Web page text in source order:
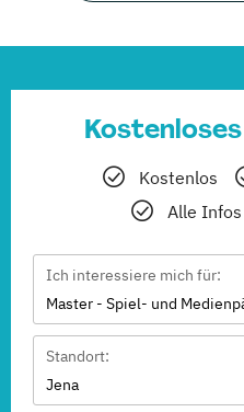
Kostenlos
Alle
Ich interessiere mich für:
Master - Spiel- und
Standort:
Jena